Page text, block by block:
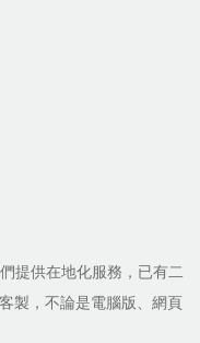
提供在地化服務，已有二
製，不論是電腦版、網頁